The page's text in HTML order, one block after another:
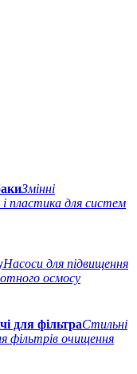
Змінні
пластика для систем
Насоси для підвищення
осмосу
для фільтраСтильні
фільтрів очищення